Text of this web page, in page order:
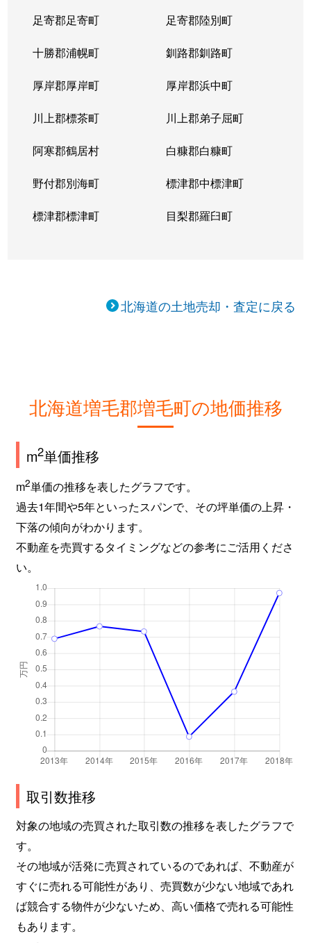
足寄郡足寄町 足寄郡陸別町
十勝郡浦幌町 釧路郡釧路町
厚岸郡厚岸町 厚岸郡浜中町
川上郡標茶町 川上郡弟子屈町
阿寒郡鶴居村 白糠郡白糠町
野付郡別海町 標津郡中標津町
標津郡標津町 目梨郡羅臼町
北海道の土地売却・査定に戻る
北海道増毛郡増毛町の地価推移
m2単価推移
m2単価の推移を表したグラフです。
過去1年間や5年といったスパンで、その坪単価の上昇・
下落の傾向がわかります。
不動産を売買するタイミングなどの参考にご活用くださ
い。
取引数推移
対象の地域の売買された取引数の推移を表したグラフで
す。
その地域が活発に売買されているのであれば、不動産が
すぐに売れる可能性があり、売買数が少ない地域であれ
ば競合する物件が少ないため、高い価格で売れる可能性
もあります。